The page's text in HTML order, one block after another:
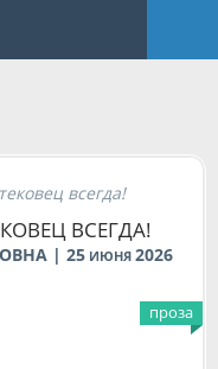
всегда!
ВСЕГДА!
| 25 ИЮНЯ 2026
проза